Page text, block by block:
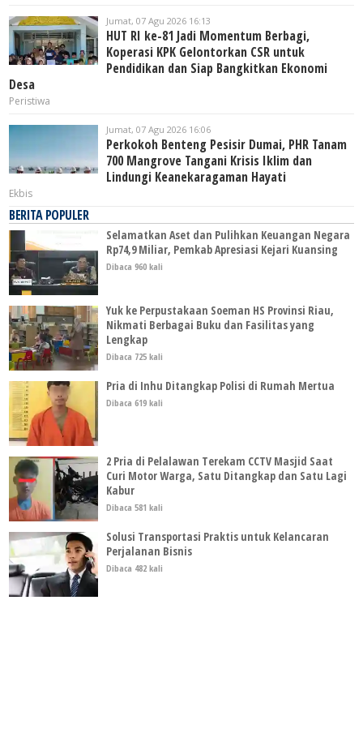
Jumat, 07 Agu 2026 16:13
HUT RI ke-81 Jadi Momentum Berbagi,
Koperasi KPK Gelontorkan CSR untuk
Pendidikan dan Siap Bangkitkan Ekonomi
Desa
Peristiwa
Jumat, 07 Agu 2026 16:06
Perkokoh Benteng Pesisir Dumai, PHR Tanam
700 Mangrove Tangani Krisis Iklim dan
Lindungi Keanekaragaman Hayati
Ekbis
BERITA POPULER
Selamatkan Aset dan Pulihkan Keuangan Negara
Rp74,9 Miliar, Pemkab Apresiasi Kejari Kuansing
Dibaca 960 kali
Yuk ke Perpustakaan Soeman HS Provinsi Riau,
Nikmati Berbagai Buku dan Fasilitas yang
Lengkap
Dibaca 725 kali
Pria di Inhu Ditangkap Polisi di Rumah Mertua
Dibaca 619 kali
2 Pria di Pelalawan Terekam CCTV Masjid Saat
Curi Motor Warga, Satu Ditangkap dan Satu Lagi
Kabur
Dibaca 581 kali
Solusi Transportasi Praktis untuk Kelancaran
Perjalanan Bisnis
Dibaca 482 kali